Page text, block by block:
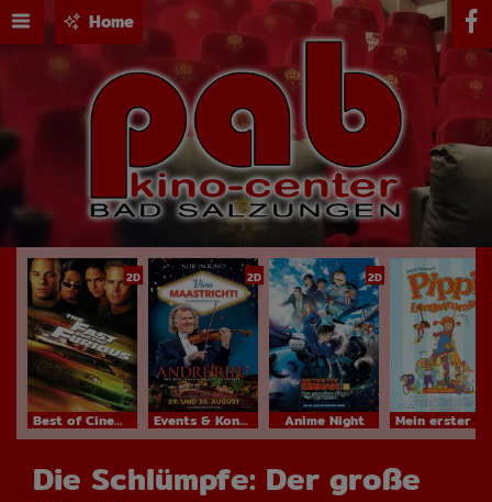
Home
2D
Best of Cinema
2D
Events & Konzerte
2D
Anime Night
Die Schlümpfe: Der große